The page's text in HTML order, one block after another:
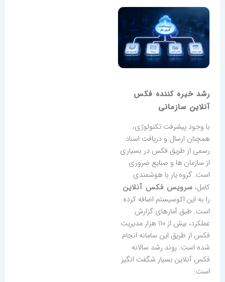
رشد خیره کننده فکس
آنلاین سازمانی
با وجود پیشرفت تکنولوژی،
همچنان ارسال و دریافت اسناد
رسمی از طریق فکس در بسیاری
از سازمان ها و صنایع ضروری
است. گروه یار با هوشمندی
کامل، سرویس فکس آنلاین
را به این اکوسیستم اضافه کرده
است. طبق آمارهای گزارش
عملکرد، بیش از 110 هزار مدیریت
فکس از طریق این سامانه انجام
شده است. روند رشد سالانه
فکس آنلاین بسیار شگفت انگیز
است: